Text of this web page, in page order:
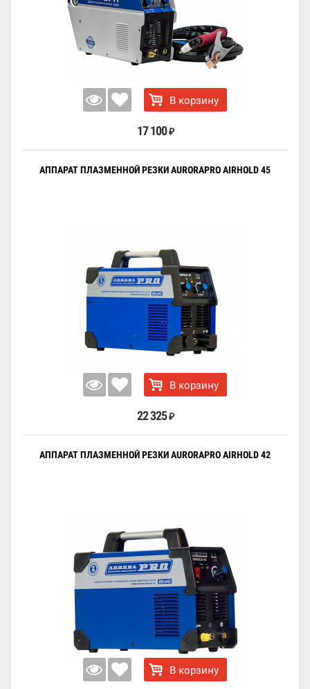
В корзину
17 100 ₽
АППАРАТ ПЛАЗМЕННОЙ РЕЗКИ AURORAPRO AIRHOLD 45
В корзину
22 325 ₽
АППАРАТ ПЛАЗМЕННОЙ РЕЗКИ AURORAPRO AIRHOLD 42
В корзину